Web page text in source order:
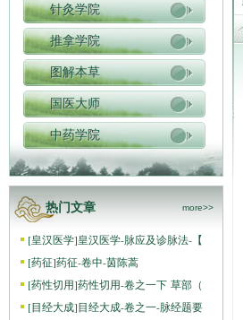
针灸学院
推拿学院
图解本草
国医大师
中药学院
热门文章 more>>
[皇汉医学]皇汉医学-脉应及诊脉法-【
[药征]药征-卷中-茵陈蒿
[药性切用]药性切用-卷之一下 草部（
[目经大成]目经大成-卷之一-脉经题要